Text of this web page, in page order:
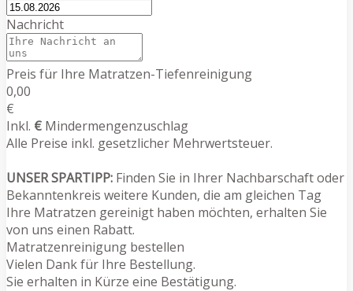
Nachricht
Preis für Ihre Matratzen-Tiefenreinigung
0,00
€
Inkl. € Mindermengenzuschlag
Alle Preise inkl. gesetzlicher Mehrwertsteuer.
UNSER SPARTIPP: Finden Sie in Ihrer Nachbarschaft oder
Bekanntenkreis weitere Kunden, die am gleichen Tag
Ihre Matratzen gereinigt haben möchten, erhalten Sie
von uns einen Rabatt.
Matratzenreinigung bestellen
Vielen Dank für Ihre Bestellung.
Sie erhalten in Kürze eine Bestätigung.